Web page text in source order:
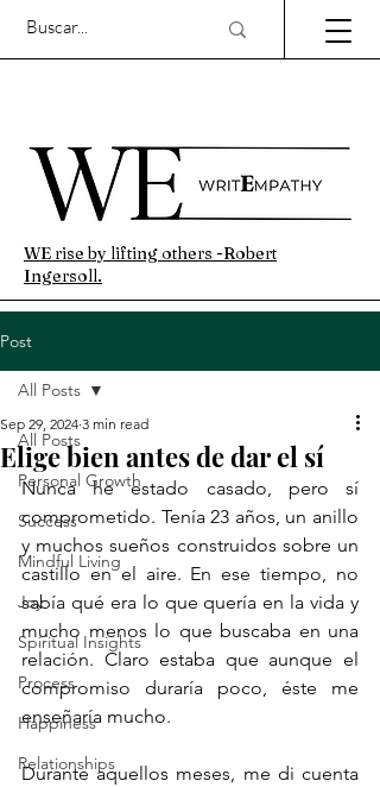
WE rise by lifting others -Robert
Ingersoll.
Post
All Posts
Personal Growth
Success
Mindful Living
Joy
Spiritual Insights
Process
Happiness
Relationships
All Posts
Elige bien antes de dar el sí
Sep 29, 2024 3 min read
Nunca he estado casado, pero sí
comprometido. Tenía 23 años, un anillo
y muchos sueños construidos sobre un
castillo en el aire. En ese tiempo, no
sabía qué era lo que quería en la vida y
mucho menos lo que buscaba en una
relación. Claro estaba que aunque el
compromiso duraría poco, éste me
enseñaría mucho.
Durante aquellos meses, me di cuenta